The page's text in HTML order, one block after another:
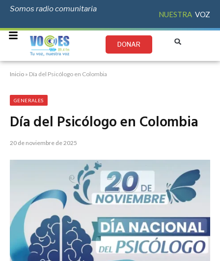
Somos radio comunitaria
NUESTRA VOZ
DONAR
Inicio » Día del Psicólogo en Colombia
GENERALES
Día del Psicólogo en Colombia
20 de noviembre de 2025